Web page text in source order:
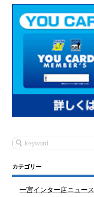
カテゴリー
一宮インター店ニュース